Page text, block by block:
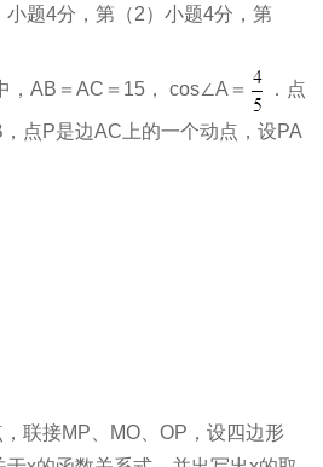
小题4分，第（2）小题4分，第
AB＝AC＝15， cos∠A＝
．点
点P是边AC上的一个动点，设PA
，联接MP、MO、OP，设四边形